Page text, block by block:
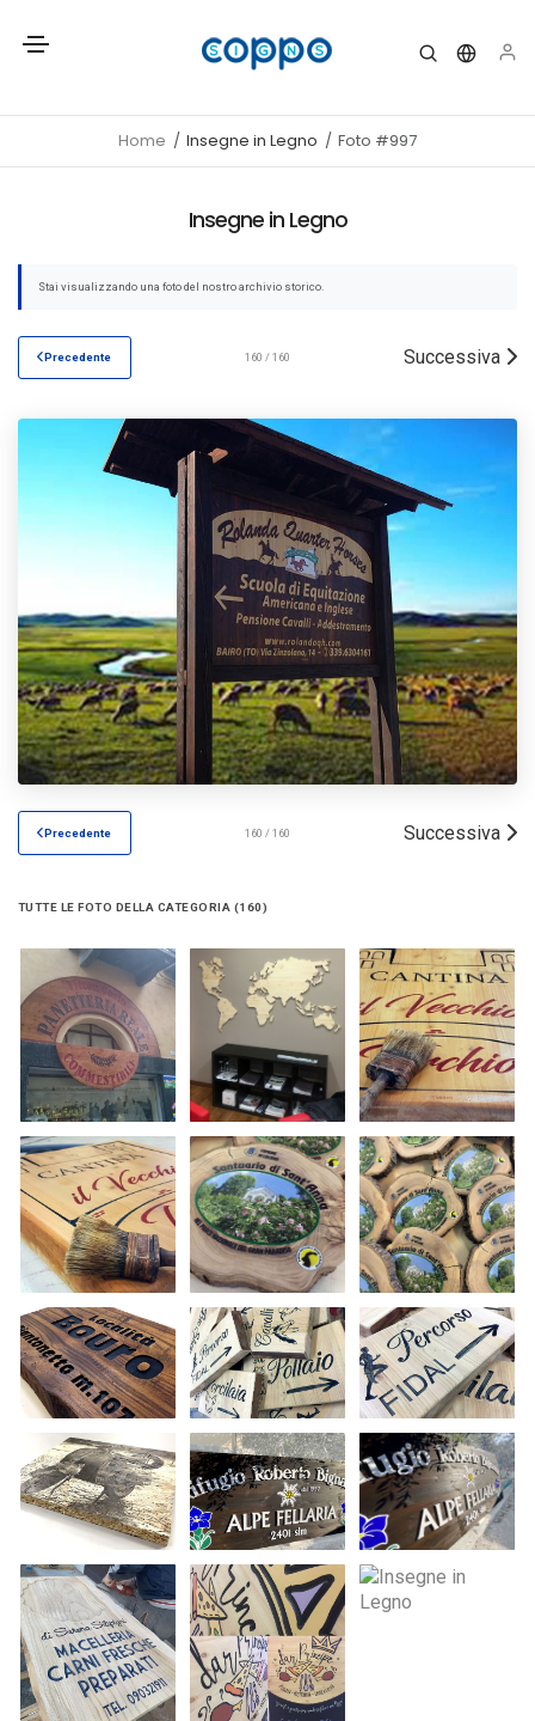
Home Insegne in Legno Foto #997
Insegne in Legno
Stai visualizzando una foto del nostro archivio storico.
Precedente 160 / 160 Successiva
Precedente 160 / 160 Successiva
TUTTE LE FOTO DELLA CATEGORIA (160)